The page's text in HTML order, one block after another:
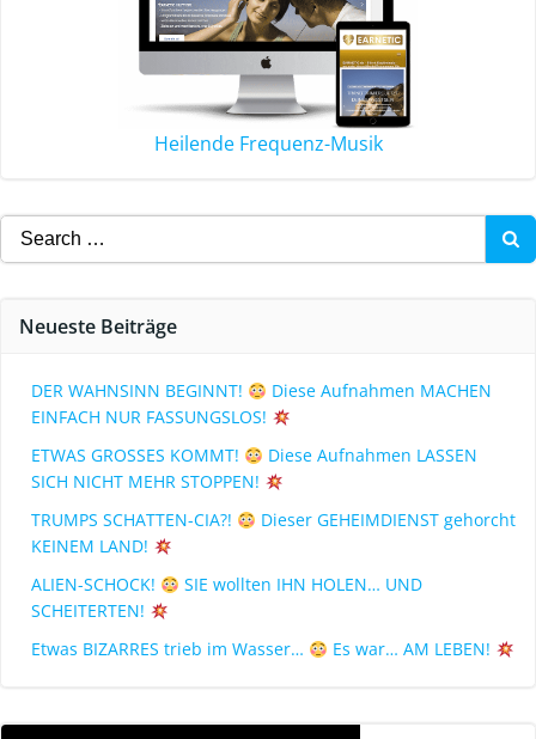
Heilende Frequenz-Musik
Neueste Beiträge
DER WAHNSINN BEGINNT!
Diese Aufnahmen MACHEN
EINFACH NUR FASSUNGSLOS!
ETWAS GROSSES KOMMT!
Diese Aufnahmen LASSEN
SICH NICHT MEHR STOPPEN!
TRUMPS SCHATTEN-CIA?!
Dieser GEHEIMDIENST gehorcht
KEINEM LAND!
ALIEN-SCHOCK!
SIE wollten IHN HOLEN… UND
SCHEITERTEN!
Etwas BIZARRES trieb im Wasser…
Es war… AM LEBEN!